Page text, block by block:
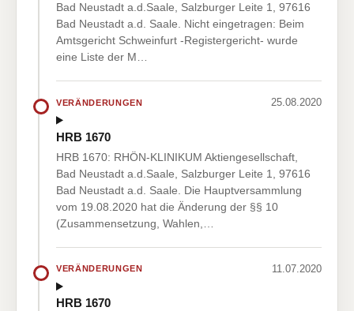
Bad Neustadt a.d.Saale, Salzburger Leite 1, 97616
Bad Neustadt a.d. Saale. Nicht eingetragen: Beim
Amtsgericht Schweinfurt -Registergericht- wurde
eine Liste der M…
VERÄNDERUNGEN 25.08.2020
HRB 1670
HRB 1670: RHÖN-KLINIKUM Aktiengesellschaft,
Bad Neustadt a.d.Saale, Salzburger Leite 1, 97616
Bad Neustadt a.d. Saale. Die Hauptversammlung
vom 19.08.2020 hat die Änderung der §§ 10
(Zusammensetzung, Wahlen,…
VERÄNDERUNGEN 11.07.2020
HRB 1670